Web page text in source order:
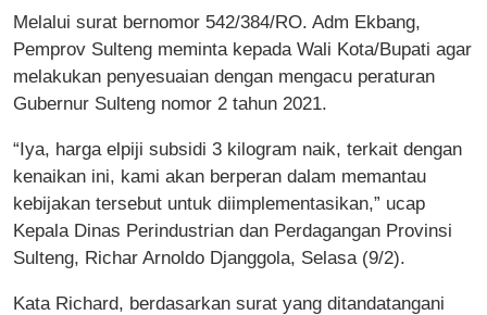
Melalui surat bernomor 542/384/RO. Adm Ekbang,
Pemprov Sulteng meminta kepada Wali Kota/Bupati agar
melakukan penyesuaian dengan mengacu peraturan
Gubernur Sulteng nomor 2 tahun 2021.
“Iya, harga elpiji subsidi 3 kilogram naik, terkait dengan
kenaikan ini, kami akan berperan dalam memantau
kebijakan tersebut untuk diimplementasikan,” ucap
Kepala Dinas Perindustrian dan Perdagangan Provinsi
Sulteng, Richar Arnoldo Djanggola, Selasa (9/2).
Kata Richard, berdasarkan surat yang ditandatangani